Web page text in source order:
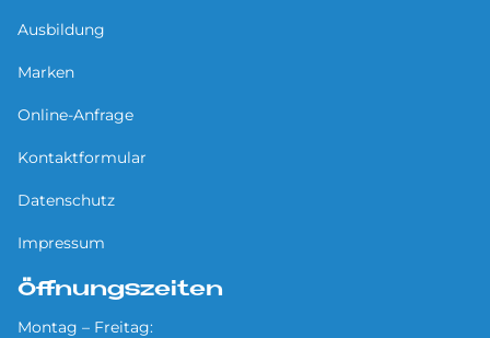
Ausbildung
Marken
Online-Anfrage
Kontaktformular
Datenschutz
Impressum
Öffnungszeiten
Montag – Freitag: